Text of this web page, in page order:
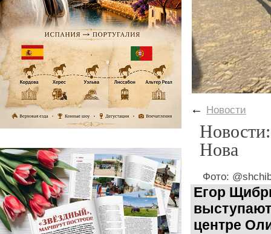
← Новости
Нова
Фото:
Егор
центре